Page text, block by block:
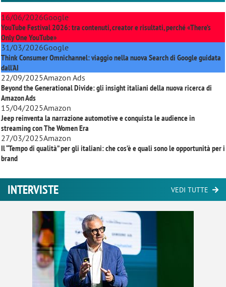
16/06/2026Google
YouTube Festival 2026: tra contenuti, creator e risultati, perché «There’s
Only One YouTube»
31/03/2026Google
Think Consumer Omnichannel: viaggio nella nuova Search di Google guidata
dall'AI
22/09/2025Amazon Ads
Beyond the Generational Divide: gli insight italiani della nuova ricerca di
Amazon Ads
15/04/2025Amazon
Jeep reinventa la narrazione automotive e conquista le audience in
streaming conThe Women Era
27/03/2025Amazon
Il “Tempo di qualità” per gli italiani: che cos’è e quali sono le opportunità per i
brand
INTERVISTE VEDI TUTTE